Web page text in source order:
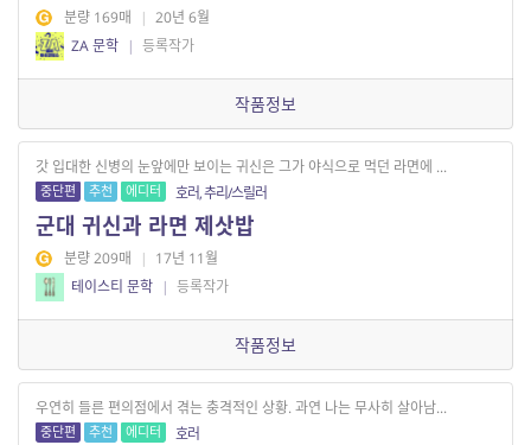
분량 169매 | 20년 6월
ZA 문학 | 등록작가
작품정보
갓 입대한 신병의 눈앞에만 보이는 귀신은 그가 야식으로 먹던 라면에 ...
중단편 추천 에디터 호러, 추리/스릴러
군대 귀신과 라면 제삿밥
분량 209매 | 17년 11월
테이스티 문학 | 등록작가
작품정보
우연히 들른 편의점에서 겪는 충격적인 상황. 과연 나는 무사히 살아남...
중단편 추천 에디터 호러